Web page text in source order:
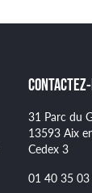
31 Parc du
13593 Aix
Cedex 3
01 40 35